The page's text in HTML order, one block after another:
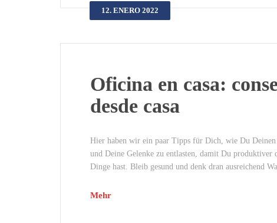
12. ENERO 2022
Oficina en casa:
desde casa
Hier haben wir ein paar Tipps für Dich, wie Du
und Deine Gelenke zu entlasten, damit Du produktiver
Dinge hast. Bleib gesund und denk dran ausreichend
Mehr